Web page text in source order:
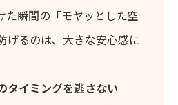
た瞬間の「モヤッとした空
げるのは、大きな安心感に
タイミングを逃さない